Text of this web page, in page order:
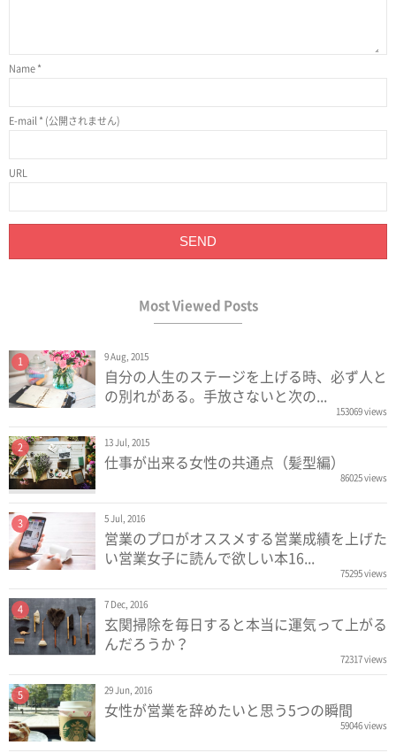
Name*
E-mail* (公開されません)
URL
Most Viewed Posts
9 Aug, 2015
自分の人生のステージを上げる時、必ず人と
の別れがある。手放さないと次の...
153069 views
1
13 Jul, 2015
仕事が出来る女性の共通点（髪型編）
86025 views
2
5 Jul, 2016
営業のプロがオススメする営業成績を上げた
い営業女子に読んで欲しい本16...
75295 views
3
7 Dec, 2016
玄関掃除を毎日すると本当に運気って上がる
んだろうか？
72317 views
4
29 Jun, 2016
女性が営業を辞めたいと思う5つの瞬間
59046 views
5